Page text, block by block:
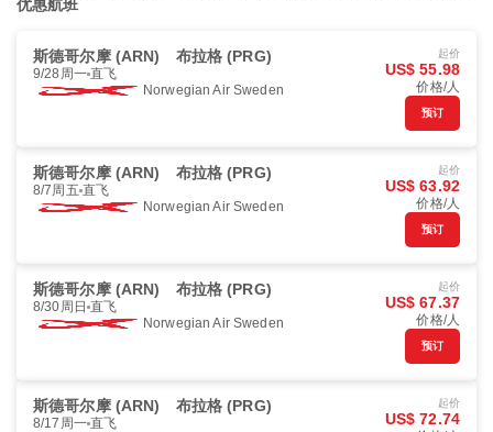
优惠航班
斯德哥尔摩 (ARN) 布拉格 (PRG)
9/28周一 直飞
Norwegian Air Sweden
起价
US$ 55.98
价格/人
预订
斯德哥尔摩 (ARN) 布拉格 (PRG)
8/7周五 直飞
Norwegian Air Sweden
起价
US$ 63.92
价格/人
预订
斯德哥尔摩 (ARN) 布拉格 (PRG)
8/30周日 直飞
Norwegian Air Sweden
起价
US$ 67.37
价格/人
预订
斯德哥尔摩 (ARN) 布拉格 (PRG)
8/17周一 直飞
起价
US$ 72.74